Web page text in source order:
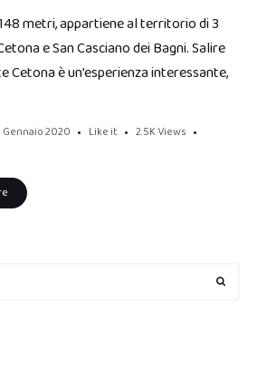
metri, appartiene al territorio di 3
e San Casciano dei Bagni. Salire
è un’esperienza interessante,
Gennaio 2020 Like it 2.5K Views